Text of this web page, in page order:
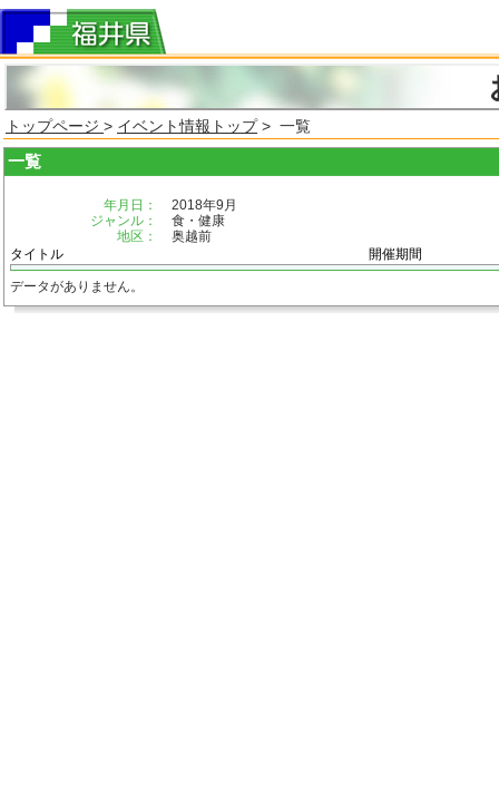
トップページ > イベント情報トップ> 一覧
一覧
年月日：
2018年9月
ジャンル：
食・健康
地区：
奥越前
タイトル
開催期間
データがありません。